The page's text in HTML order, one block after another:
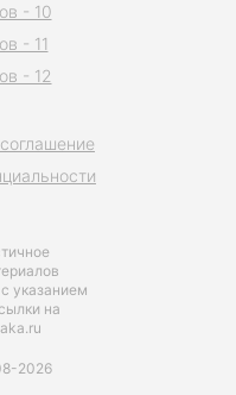
указанием
на
- 10
- 11
- 12
2026